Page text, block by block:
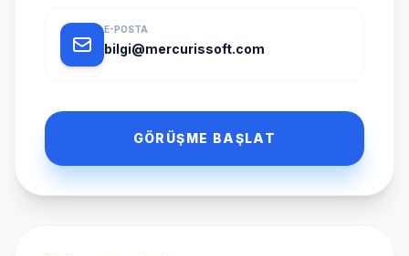
E-POSTA
bilgi@mercurissoft.com
GÖRÜŞME BAŞLAT